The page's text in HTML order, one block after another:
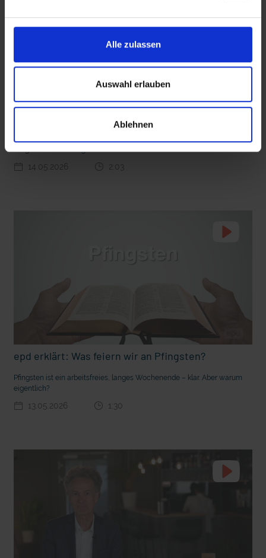
Alle zulassen
Auswahl erlauben
Ablehnen
Ernstfall Nachhaltige Geldanlage: Rendite mit gutem Gewissen?
Nachhaltige Geldanlage: Rendite mit gutem Gewissen?
Das Grundgesetz regelt die wichtigsten Rechte und Pflichten von
Bürgerinnen und Bürgern in Deutschland.
14.05.2026 2:03
epd erklärt: Was feiern wir an Pfingsten?
Pfingsten ist ein arbeitsfreies, langes Wochenende – klar. Aber warum
eigentlich?
13.05.2026 1:30